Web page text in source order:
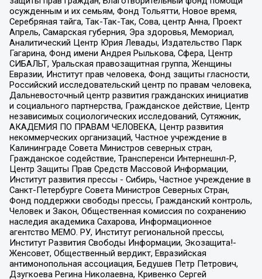
осужденным и их семьям, Фонд Тольятти, Новое время,
Серебряная тайга, Так-Так-Так, Сова, центр Анна, Проект
Апрель, Самарская губерния, Эра здоровья, Мемориал,
Аналитический Центр Юрия Левады, Издательство Парк
Гагарина, Фонд имени Андрея Рылькова, Сфера, Центр
СИБАЛЬТ, Уральская правозащитная группа, Женщины
Евразии, Институт прав человека, Фонд защиты гласности,
Российский исследовательский центр по правам человека,
Дальневосточный центр развития гражданских инициатив
и социального партнерства, Гражданское действие, Центр
независимых социологических исследований, Сутяжник,
АКАДЕМИЯ ПО ПРАВАМ ЧЕЛОВЕКА, Центр развития
некоммерческих организаций, Частное учреждение в
Калининграде Совета Министров северных стран,
Гражданское содействие, Трансперенси Интернешнл-Р,
Центр Защиты Прав Средств Массовой Информации,
Институт развития прессы - Сибирь, Частное учреждение в
Санкт-Петербурге Совета Министров Северных Стран,
Фонд поддержки свободы прессы, Гражданский контроль,
Человек и Закон, Общественная комиссия по сохранению
наследия академика Сахарова, Информационное
агентство МЕМО. РУ, Институт региональной прессы,
Институт Развития Свободы Информации, Экозащита!-
Женсовет, Общественный вердикт, Евразийская
антимонопольная ассоциация, Бедушев Петр Петрович,
Дзугкоева Регина Николаевна, Кривенко Сергей